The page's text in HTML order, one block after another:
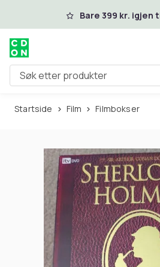
Hopp til hovedinnhold
Bare 399 kr.
Søk etter produkter
Startside Film Filmbokser